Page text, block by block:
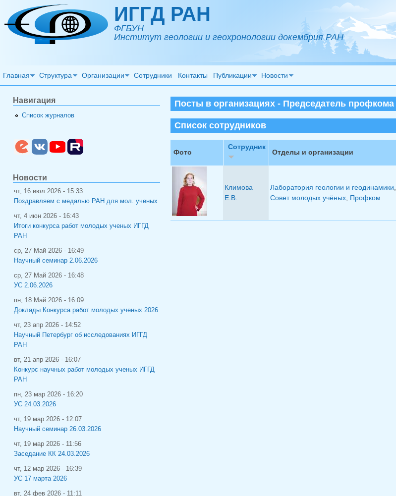
Перейти к основному содержанию ИГГД РАН
ФГБУН
Институт геологии и геохронологии докембрия РАН
Главная Структура Организации Сотрудники Контакты Публикации Новости
Посты в организациях - Председатель профкома
Список сотрудников
Фото
Сотрудник
Отделы и организации
Климова
Е.В.
Лаборатория геологии и геодинамики,
Совет молодых учёных, Профком
Навигация
Список журналов
Новости
чт, 16 июл 2026 - 15:33
Поздравляем с медалью РАН для мол. ученых
чт, 4 июн 2026 - 16:43
Итоги конкурса работ молодых ученых ИГГД
РАН
ср, 27 Май 2026 - 16:49
Научный семинар 2.06.2026
ср, 27 Май 2026 - 16:48
УС 2.06.2026
пн, 18 Май 2026 - 16:09
Доклады Конкурса работ молодых ученых 2026
чт, 23 апр 2026 - 14:52
Научный Петербург об исследованиях ИГГД
РАН
вт, 21 апр 2026 - 16:07
Конкурс научных работ молодых ученых ИГГД
РАН
пн, 23 мар 2026 - 16:20
УС 24.03.2026
чт, 19 мар 2026 - 12:07
Научный семинар 26.03.2026
чт, 19 мар 2026 - 11:56
Заседание КК 24.03.2026
чт, 12 мар 2026 - 16:39
УС 17 марта 2026
вт, 24 фев 2026 - 11:11